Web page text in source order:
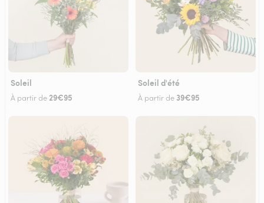
Soleil
À partir de 29€95
Soleil d'été
À partir de 39€95